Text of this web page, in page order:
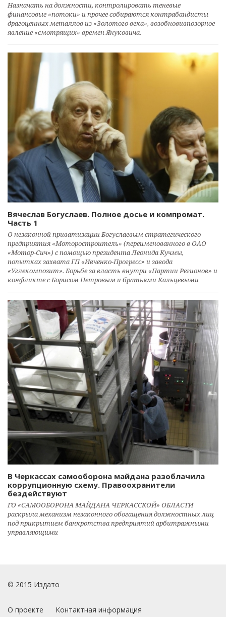
Назначать на должности, контролировать теневые
финансовые «потоки» и прочее собираются контрабандисты
драгоценных металлов из «Золотого века», возобновивпозорное
явление «смотрящих» времен Януковича.
Вячеслав Богуслаев. Полное досье и компромат.
Часть 1
О незаконной приватизации Богуслаевым стратегического
предприятия «Моторостроитель» (переименованного в ОАО
«Мотор-Сич») с помощью президента Леонида Кучмы,
попытках захвата ГП «Ивченко-Прогресс» и завода
«Углекомпозит». Борьбе за власть внутри «Партии Регионов» и
конфликте с Борисом Петровым и братьями Кальцевыми
В Черкассах самооборона майдана разоблачила
коррупционную схему. Правоохранители
бездействуют
ГО «САМООБОРОНА МАЙДАНА ЧЕРКАССКОЙ» ОБЛАСТИ
раскрыла механизм незаконного обогащения должностных лиц
под прикрытием банкротства предприятий арбитражными
управляющими
© 2015 Издато
О проекте Контактная информация